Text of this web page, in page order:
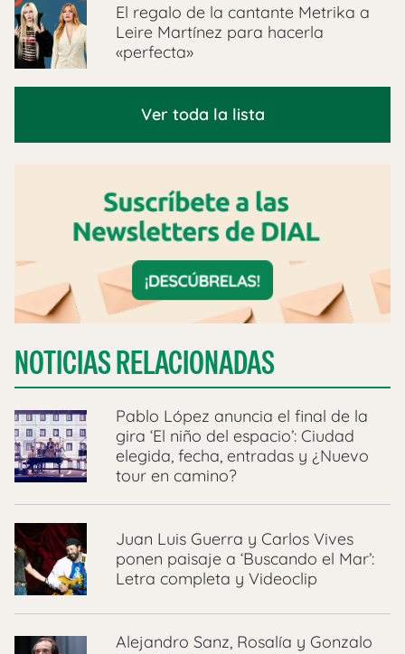
El regalo de la cantante Metrika a
Leire Martínez para hacerla
«perfecta»
Ver toda la lista
NOTICIAS RELACIONADAS
Pablo López anuncia el final de la
gira ‘El niño del espacio’: Ciudad
elegida, fecha, entradas y ¿Nuevo
tour en camino?
Juan Luis Guerra y Carlos Vives
ponen paisaje a ‘Buscando el Mar’:
Letra completa y Videoclip
Alejandro Sanz, Rosalía y Gonzalo